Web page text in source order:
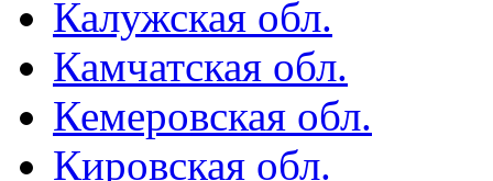
Калужская обл.
Камчатская обл.
Кемеровская обл.
Кировская обл.